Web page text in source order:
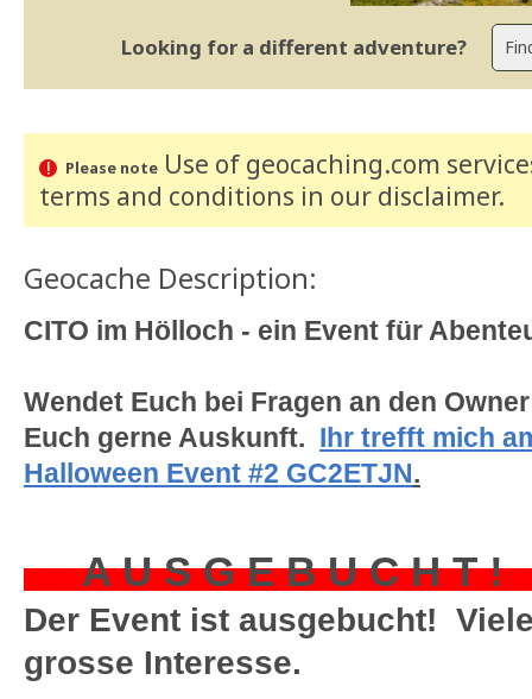
Looking for a different adventure?
Please noteUse of geocaching.com
terms and conditions in our disclaimer.
Geocache Description:
CITO im Hölloch - ein Event für
Wendet Euch bei Fragen an den
Euch gerne Auskunft. Ihr trefft mich
Halloween Event #2 GC2ETJN.
A U S G E B U C H T
Der Event ist ausgebucht!
grosse Interesse.